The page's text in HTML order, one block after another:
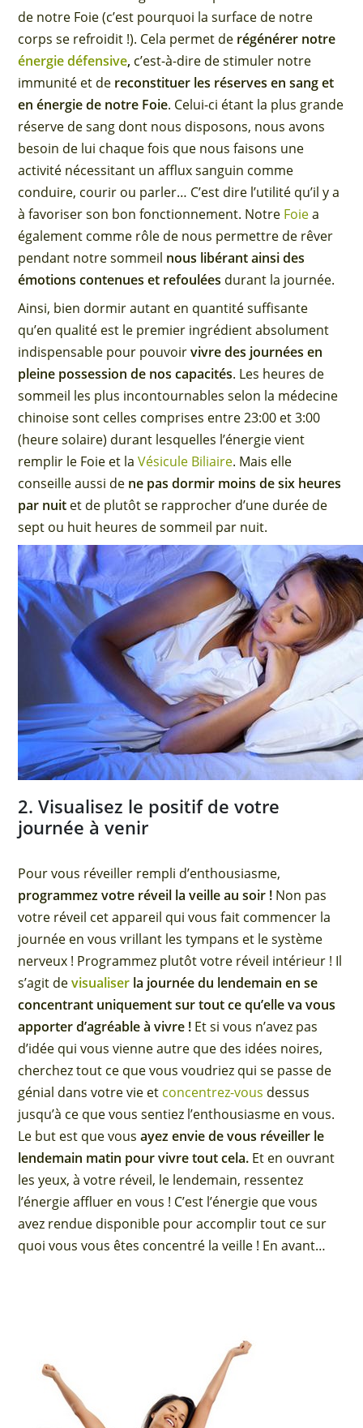
de notre Foie (c’est pourquoi la surface de notre
corps se refroidit !). Cela permet de régénérer notre
énergie défensive, c’est-à-dire de stimuler notre
immunité et de reconstituer les réserves en sang et
en énergie de notre Foie. Celui-ci étant la plus grande
réserve de sang dont nous disposons, nous avons
besoin de lui chaque fois que nous faisons une
activité nécessitant un afflux sanguin comme
conduire, courir ou parler… C’est dire l’utilité qu’il y a
à favoriser son bon fonctionnement. Notre Foiea
également comme rôle de nous permettre de rêver
pendant notre sommeil nous libérant ainsi des
émotions contenues et refoulées durant la journée.
Ainsi, bien dormir autant en quantité suffisante
qu’en qualité est le premier ingrédient absolument
indispensable pour pouvoirvivre des journées en
pleine possession de nos capacités. Les heures de
sommeil les plus incontournables selon la médecine
chinoise sont celles comprises entre 23:00 et 3:00
(heure solaire) durant lesquelles l’énergie vient
remplir le Foie et laVésicule Biliaire. Mais elle
conseille aussi de ne pas dormir moins de six heures
par nuit et de plutôt se rapprocher d’une durée de
sept ou huit heures de sommeil par nuit.
2. Visualisez le positif de votre
journée à venir
Pour vous réveiller rempli d’enthousiasme,
programmez votre réveil la veille au soir ! Non pas
votre réveil cet appareil qui vous fait commencer la
journée en vous vrillant les tympans et le système
nerveux ! Programmez plutôt votre réveil intérieur ! Il
s’agit devisualiser la journée du lendemain en se
concentrant uniquement sur tout ce qu’elle va vous
apporter d’agréable à vivre ! Et si vous n’avez pas
d’idée qui vous vienne autre que des idées noires,
cherchez tout ce que vous voudriez qui se passe de
génial dans votre vie et concentrez-vous dessus
jusqu’à ce que vous sentiez l’enthousiasme en vous.
Le but est que vousayez envie de vous réveiller le
lendemain matin pour vivre tout cela. Et en ouvrant
les yeux, à votre réveil, le lendemain, ressentez
l’énergie affluer en vous ! C’est l’énergie que vous
avez rendue disponible pour accomplir tout ce sur
quoi vous vous êtes concentré la veille ! En avant…